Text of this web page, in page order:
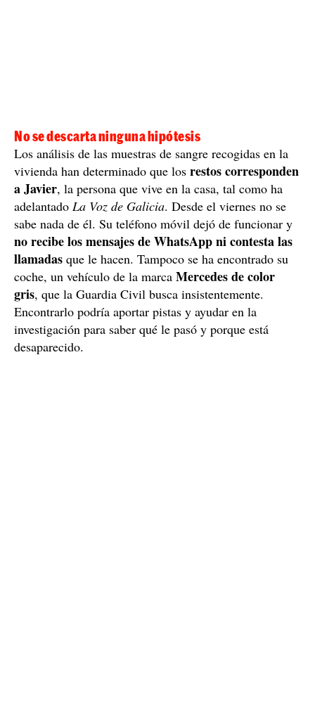
No se descarta ninguna hipótesis
Los análisis de las muestras de sangre recogidas en la
vivienda han determinado que los restos corresponden
a Javier, la persona que vive en la casa, tal como ha
adelantado La Voz de Galicia. Desde el viernes no se
sabe nada de él. Su teléfono móvil dejó de funcionar y
no recibe los mensajes de WhatsApp ni contesta las
llamadas que le hacen. Tampoco se ha encontrado su
coche, un vehículo de la marca Mercedes de color
gris, que la Guardia Civil busca insistentemente.
Encontrarlo podría aportar pistas y ayudar en la
investigación para saber qué le pasó y porque está
desaparecido.